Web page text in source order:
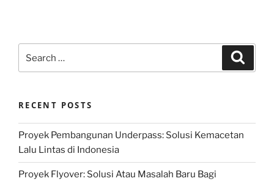
for:
RECENT POSTS
Proyek Pembangunan Underpass: Solusi Kemacetan
Lalu Lintas di Indonesia
Proyek Flyover: Solusi Atau Masalah Baru Bagi